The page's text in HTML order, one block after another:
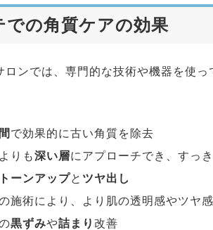
での角質ケアの効果
ロンでは、専門的な技術や機器を使
で効果的に古い角質を除去
りも深い層にアプローチでき、すっ
トーンアップと ツヤ出し
施術により、より肌の透明感やツヤ
黒ずみや詰まり 改善